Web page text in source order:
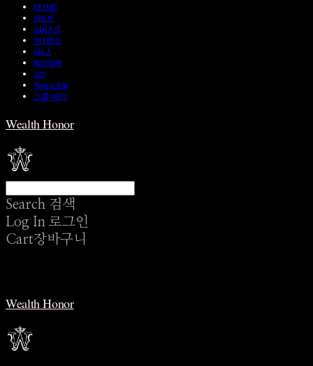
HOME
SHOP
ABOUT
NOTICE
Q&A
REVIEW
A/S
Wear & Pair
쇼룸 예약
Wealth Honor
Search 검색
Log In 로그인
Cart장바구니
Wealth Honor